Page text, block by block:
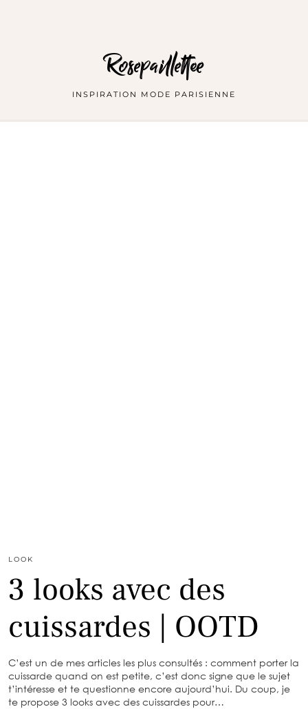
Rosepaillettee
INSPIRATION MODE PARISIENNE
LOOK
3 looks avec des
cuissardes | OOTD
C’est un de mes articles les plus consultés : comment porter la
cuissarde quand on est petite, c’est donc signe que le sujet
t’intéresse et te questionne encore aujourd’hui. Du coup, je
te propose 3 looks avec des cuissardes pour…